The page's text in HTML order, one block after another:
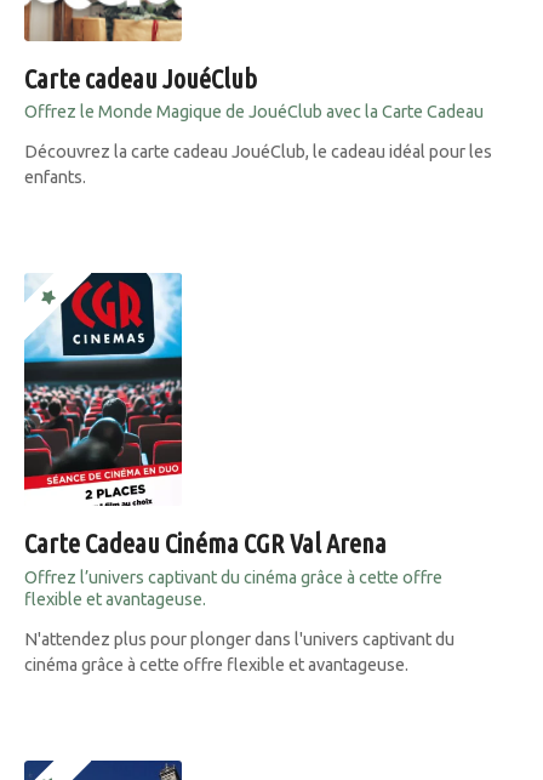
Carte cadeau JouéClub
Offrez le Monde Magique de JouéClub avec la Carte Cadeau
Découvrez la carte cadeau JouéClub, le cadeau idéal pour les
enfants.
Carte Cadeau Cinéma CGR Val Arena
Offrez l’univers captivant du cinéma grâce à cette offre
flexible et avantageuse.
N'attendez plus pour plonger dans l'univers captivant du
cinéma grâce à cette offre flexible et avantageuse.